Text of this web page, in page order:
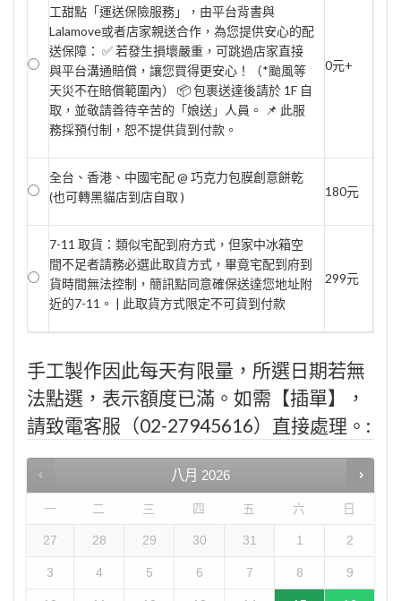
工甜點「運送保險服務」，由平台背書與
Lalamove或者店家親送合作，為您提供安心的配
送保障： ✅ 若發生損壞嚴重，可跳過店家直接
與平台溝通賠償，讓您買得更安心！（*颱風等
天災不在賠償範圍內） 📦 包裹送達後請於 1F 自
取，並敬請善待辛苦的「娘送」人員。 📌 此服
務採預付制，恕不提供貨到付款。
0元+
全台、香港、中國宅配 @ 巧克力包膜創意餅乾
(也可轉黑貓店到店自取 )
180元
7-11 取貨：類似宅配到府方式，但家中冰箱空
間不足者請務必選此取貨方式，畢竟宅配到府到
貨時間無法控制，簡訊點同意確保送達您地址附
近的7-11。 | 此取貨方式限定不可貨到付款
299元
手工製作因此每天有限量，所選日期若無
法點選，表示額度已滿。如需【插單】，
請致電客服（02-27945616）直接處理。:
八月 2026
一 二 三 四 五 六 日
27 28 29 30 31 1 2
3 4 5 6 7 8 9